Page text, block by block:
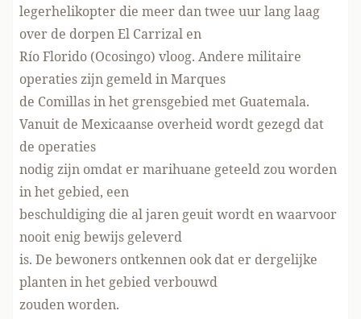
legerhelikopter die meer dan twee uur lang laag
over de dorpen El Carrizal en
Río Florido (Ocosingo) vloog. Andere militaire
operaties zijn gemeld in Marques
de Comillas in het grensgebied met Guatemala.
Vanuit de Mexicaanse overheid wordt gezegd dat
de operaties
nodig zijn omdat er marihuane geteeld zou worden
in het gebied, een
beschuldiging die al jaren geuit wordt en waarvoor
nooit enig bewijs geleverd
is. De bewoners ontkennen ook dat er dergelijke
planten in het gebied verbouwd
zouden worden.